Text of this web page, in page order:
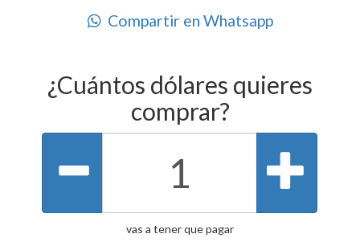
Compartir en Whatsapp
¿Cuántos dólares quieres
comprar?
vas a tener que pagar